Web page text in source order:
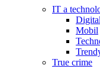
IT a
Digital
Mobil
True crime